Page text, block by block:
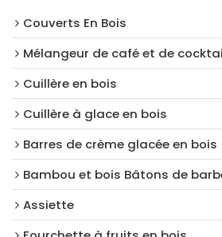
Couverts En Bois
Mélangeur de café et de
Cuillère en bois
Cuillère à glace en bois
Barres de crème glacée en bois
Bambou et bois Bâtons de
Assiette